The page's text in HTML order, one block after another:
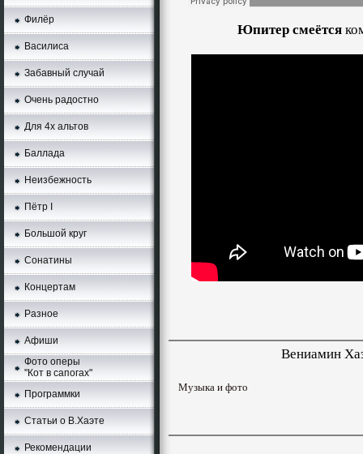
Филёр
Василиса
Забавный случай
Очень радостно
Для 4х альтов
Баллада
Неизбежность
Пётр I
Большой круг
Сонатины
Концертам
Разное
Афиши
Фото оперы
"Кот в сапогах"
Программки
Статьи о В.Хаэте
Рекомендации
Юпитер смеётся
Вениамин
Музыка и фото